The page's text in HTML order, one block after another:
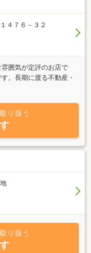
４７６－３２
囲気が定評のお店で
。長期に渡る不動産・
ートライフを満喫して
不動産部門では、お客
報を元に不動産の売買
した専門家の技術とノ
、ＢＢＱスペース、ド
トライフをお過ごしい
ます。 観光スポットや
り扱う
り扱う